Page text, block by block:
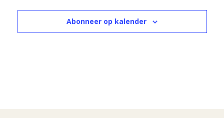
Abonneer op kalender